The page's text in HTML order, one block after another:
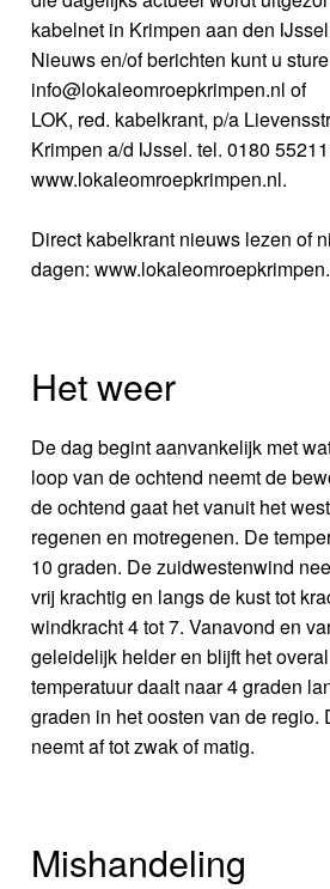
kabelnet in Krimpen aan den
Nieuws en/of berichten kunt u
info@lokaleomroepkrimpen.nl of
LOK, red. kabelkrant, p/a
Krimpen a/d IJssel. tel. 0180
www.lokaleomroepkrimpen.nl.
Direct kabelkrant nieuws lezen of
dagen:
Het weer
De dag begint aanvankelijk met
loop van de ochtend neemt de
de ochtend gaat het vanuit het
regenen en motregenen. De
10 graden. De zuidwestenwind
vrij krachtig en langs de kust tot
windkracht 4 tot 7. Vanavond en
geleidelijk helder en blijft het
temperatuur daalt naar 4 graden
graden in het oosten van de regio.
neemt af tot zwak of matig.
Mishandeling